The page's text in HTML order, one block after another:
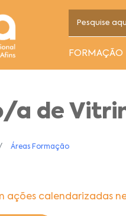
FORMAÇÃO
a de
Áreas Formação
ações calendarizadas